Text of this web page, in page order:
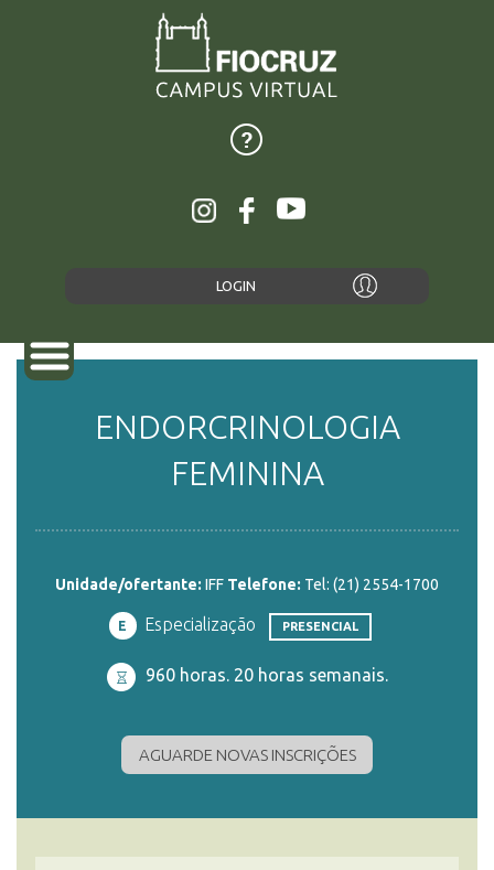
LOGIN
ENDORCRINOLOGIA
FEMININA
Unidade/ofertante: IFF Telefone: Tel: (21) 2554-1700
E Especialização PRESENCIAL
960 horas. 20 horas semanais.
AGUARDE NOVAS INSCRIÇÕES